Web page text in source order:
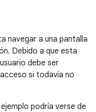
navegar a una pantalla
Debido a que esta
debe ser
si todavía no
podría verse de